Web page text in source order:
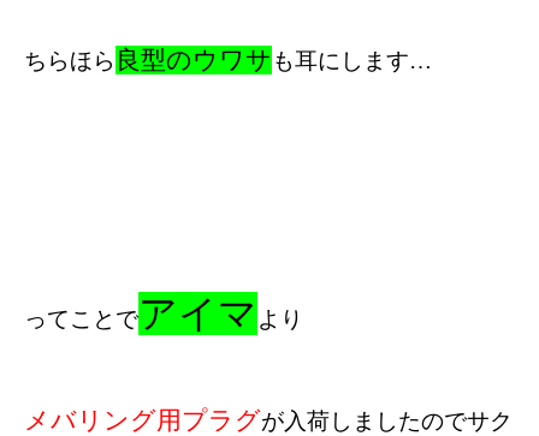
ちらほら 良型のウワサ も耳にします…
ってことでアイマ より
メバリング用プラグが入荷しましたのでサク